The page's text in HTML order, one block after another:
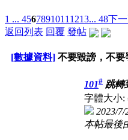
1 ... 4567891011 1213... 48下
返回列表 回覆 發帖
[數據資料] 不要毀謗，不要
101# 跳轉
字體大小:
2023/7/
本帖最後